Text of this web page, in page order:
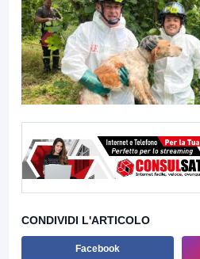
CONDIVIDI L'ARTICOLO
Facebook